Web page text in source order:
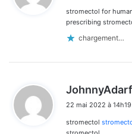
stromectol for
prescribing
chargement…
JohnnyAdarf
22 mai 2022 à 14h19
stromectol